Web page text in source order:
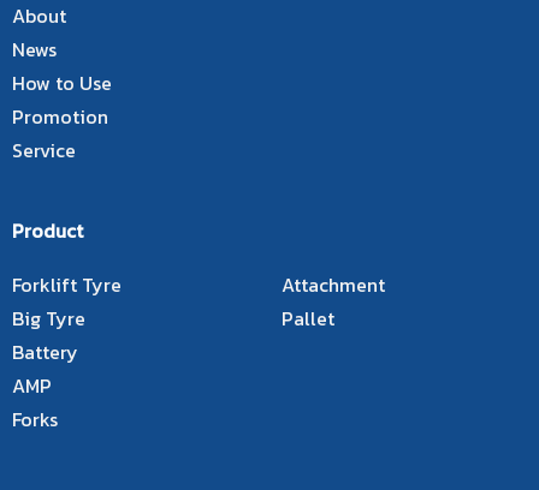
About
News
How to Use
Promotion
Service
Product
Forklift Tyre
Big Tyre
Battery
AMP
Forks
Attachment
Pallet